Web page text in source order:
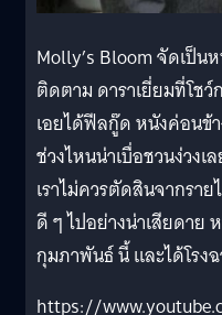
Molly’s Bloom จัดเป็
ติดตาม ดาราเยี่ยมที่โช
เอยได้ฟีลกู๊ด หนังค่อนข้
ช่วงไหนน่าเบื่อชวนง่วงเ
เราไม่ควรตัดสินจากรา
ดี ๆ ไปอย่างน่าเสียดาย
กุมภาพันธ์ นี้ และได้โรง
https://